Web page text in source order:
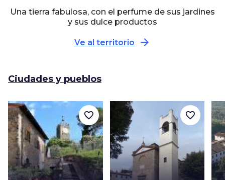
Una tierra fabulosa, con el perfume de sus jardines
y sus dulce productos
Ve al territorio arrow_forward
Ciudades y pueblos
favorite_border favorite_border